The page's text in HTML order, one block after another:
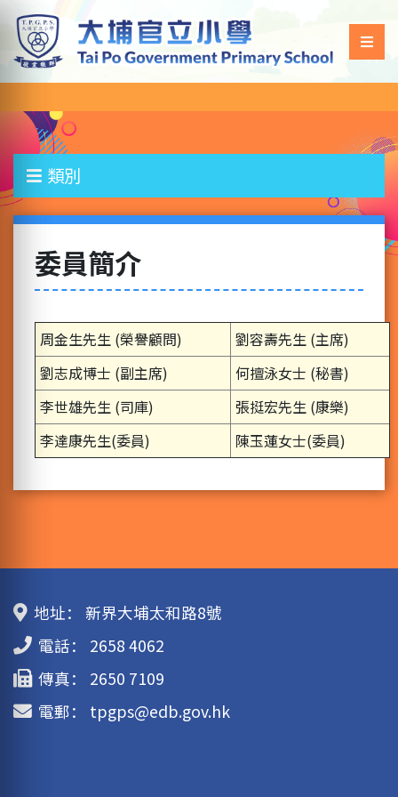
類別
委員簡介
周金生先生 (榮譽顧問)
劉容壽先生 (主席)
劉志成博士 (副主席)
何擅泳女士 (秘書)
李世雄先生 (司庫)
張挺宏先生 (康樂)
李達康先生(委員)
陳玉蓮女士(委員)
地址：
新界大埔太和路8號
電話：
2658 4062
傳真：
2650 7109
電郵：
tpgps@edb.gov.hk